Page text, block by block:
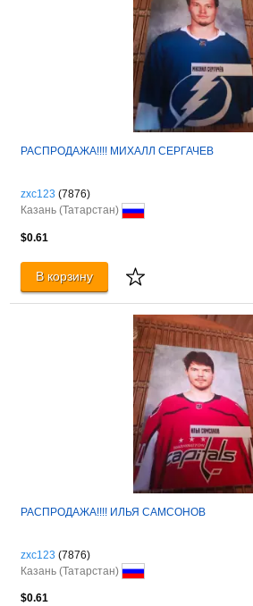
РАСПРОДАЖА!!!! МИХАЛЛ СЕРГАЧЕВ
zxc123 (7876)
Казань (Татарстан)
$0.61
В корзину
РАСПРОДАЖА!!!! ИЛЬЯ САМСОНОВ
zxc123 (7876)
Казань (Татарстан)
$0.61